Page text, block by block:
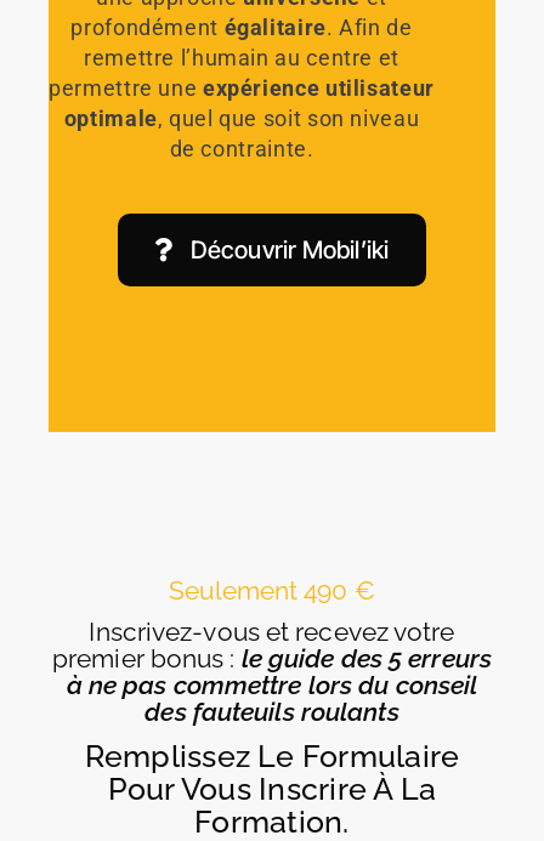
profondément égalitaire.Afin de
remettre l’ humain au centre et
permettre une expérience utilisateur
optimale, quel que soit son niveau
de contrainte.
Découvrir Mobil’iki
Seulement 490 €
Inscrivez-vous et recevez votre
premier bonus : le guide des 5 erreurs
à ne pas commettre lors du conseil
des fauteuils roulants
Remplissez Le Formulaire
Pour Vous Inscrire À La
Formation.